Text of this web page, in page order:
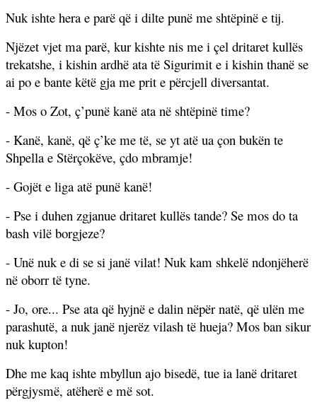
Nuk ishte hera e parë që i dilte punë me shtëpinë e tij.
Njëzet vjet ma parë, kur kishte nis me i çel dritaret kullës
trekatshe, i kishin ardhë ata të Sigurimit e i kishin thanë se
ai po e bante këtë gja me prit e përcjell diversantat.
- Mos o Zot, ç’punë kanë ata në shtëpinë time?
- Kanë, kanë, që ç’ke me të, se yt atë ua çon bukën te
Shpella e Stërçokëve, çdo mbramje!
- Gojët e liga atë punë kanë!
- Pse i duhen zgjanue dritaret kullës tande? Se mos do ta
bash vilë borgjeze?
- Unë nuk e di se si janë vilat! Nuk kam shkelë ndonjëherë
në oborr të tyne.
- Jo, ore... Pse ata që hyjnë e dalin nëpër natë, që ulën me
parashutë, a nuk janë njerëz vilash të hueja? Mos ban sikur
nuk kupton!
Dhe me kaq ishte mbyllun ajo bisedë, tue ia lanë dritaret
përgjysmë, atëherë e më sot.